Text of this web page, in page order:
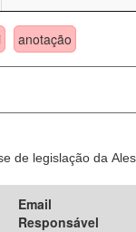
anotação
de legislação da
Email
Responsável